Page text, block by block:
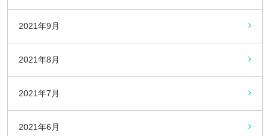
2021年9月
2021年8月
2021年7月
2021年6月